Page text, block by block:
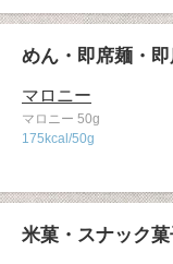
めん・即席麺・
マロニー
マロニー 50g
175kcal/50g
米菓・スナック